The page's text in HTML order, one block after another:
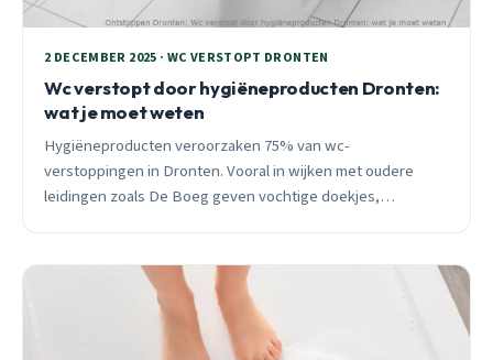
2 DECEMBER 2025 · WC VERSTOPT DRONTEN
Wc verstopt door hygiëneproducten Dronten:
wat je moet weten
Hygiëneproducten veroorzaken 75% van wc-
verstoppingen in Dronten. Vooral in wijken met oudere
leidingen zoals De Boeg geven vochtige doekjes,